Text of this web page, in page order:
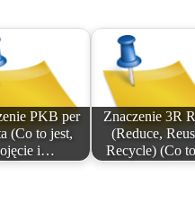
PKB per
(Co to jest,
i…
Znaczenie 3R
(Reduce,
Recycle) (Co